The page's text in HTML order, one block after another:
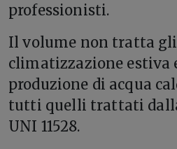
professionisti.
Il volume non tratta
climatizzazione estiva
produzione di acqua
tutti quelli trattati dalla
UNI 11528.